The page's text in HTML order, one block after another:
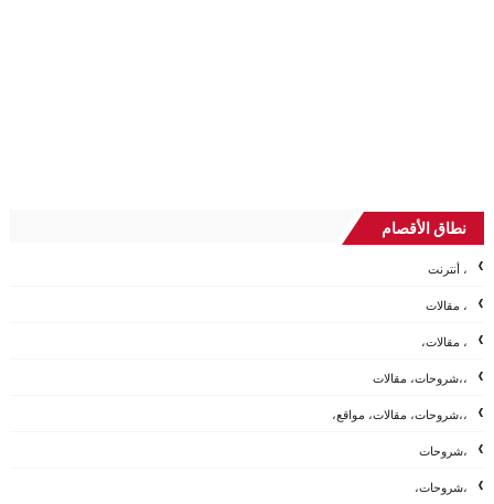
نطاق الأقصام
، أنترنت
، مقالات
، مقالات،
،،شروحات، مقالات
،،شروحات، مقالات، مواقع،
،شروحات
،شروحات،